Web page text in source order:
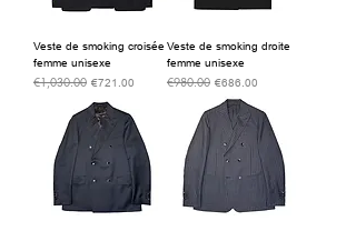
Veste de smoking croisée
femme unisexe
通常価格
€1,030.00 セール価格
€721.00
Veste de smoking droite
femme unisexe
通常価格
€980.00 セール価格
€686.00